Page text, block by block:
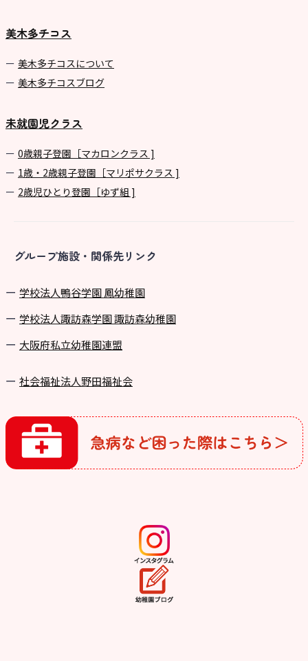
美木多チコス
美⽊多チコスについて
美⽊多チコスブログ
未就園児クラス
0歳親子登園［マカロンクラス ]
1歳・2歳親子登園［マリポサクラス ]
2歳児ひとり登園［ゆず組 ]
グループ施設・関係先リンク
学校法⼈鴨⾕学園 鳳幼稚園
学校法⼈諏訪森学園 諏訪森幼稚園
⼤阪府私⽴幼稚園連盟
社会福祉法人野田福祉会